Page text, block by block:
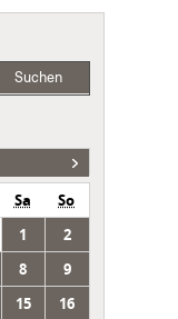
Suchen
Sa
So
1
2
8
9
15
16